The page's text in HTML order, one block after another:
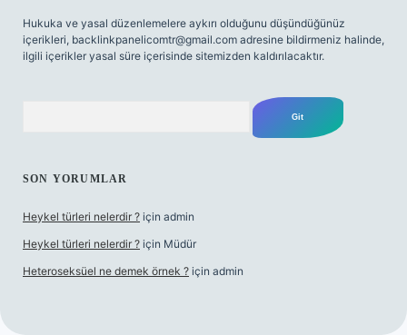
Hukuka ve yasal düzenlemelere aykırı olduğunu düşündüğünüz
içerikleri, backlinkpanelicomtr@gmail.com adresine bildirmeniz halinde,
ilgili içerikler yasal süre içerisinde sitemizden kaldırılacaktır.
SON YORUMLAR
Heykel türleri nelerdir ? için admin
Heykel türleri nelerdir ? için Müdür
Heteroseksüel ne demek örnek ? için admin